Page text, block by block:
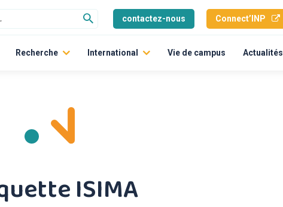
contactez-nous Connect’INP
à la transition ECOlogique et aux MOBilités durables
étudiant
Recherche
L’Ecole Doctorale
International Vie de campus Actualités
ISIMA